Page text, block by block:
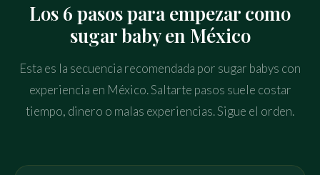
Los 6 pasos para empezar como
sugar baby en México
Esta es la secuencia recomendada por sugar babys con
experiencia en México. Saltarte pasos suele costar
tiempo, dinero o malas experiencias. Sigue el orden.